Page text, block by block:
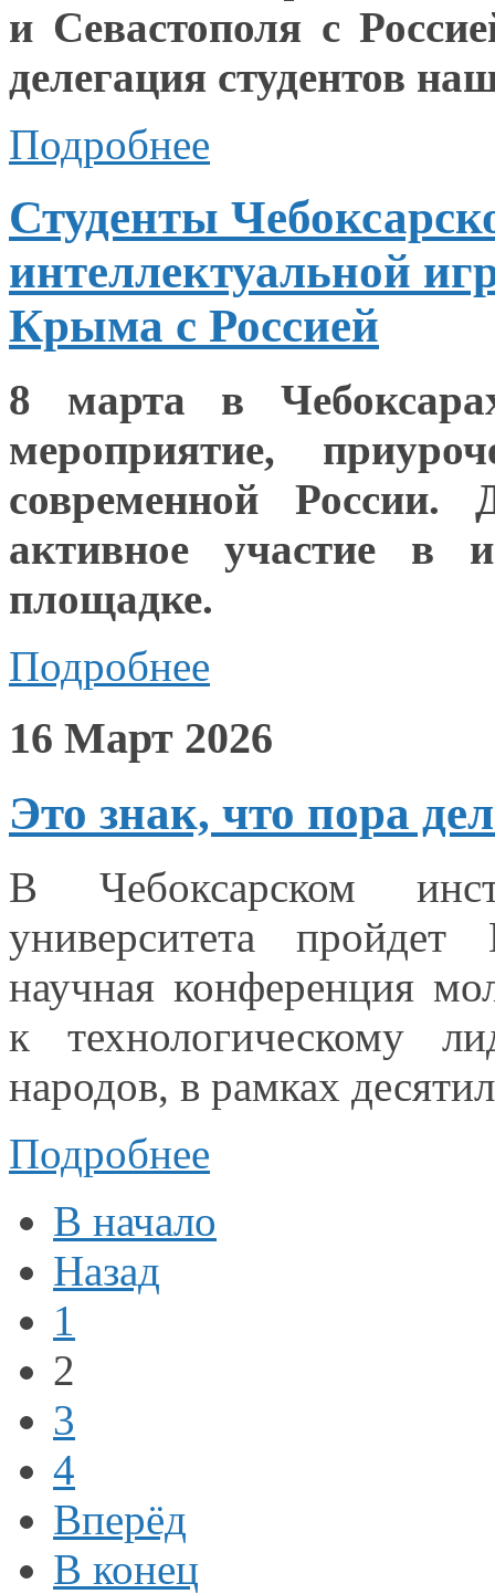
и Севастополя с
делегация студентов
Подробнее
Студенты
интеллектуальной
Крыма с Россией
8 марта в
мероприятие,
современной России.
активное участие в
площадке.
Подробнее
16 Март 2026
Это знак, что пора
В Чебоксарском
университета пройдет
научная конференция
к технологическому
народов, в рамках
Подробнее
В начало
Назад
1
2
3
4
Вперёд
В конец